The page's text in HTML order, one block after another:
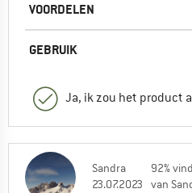
VOORDELEN
GEBRUIK
Ja, ik zou het product
Sandra
23.07.2023
92%
van